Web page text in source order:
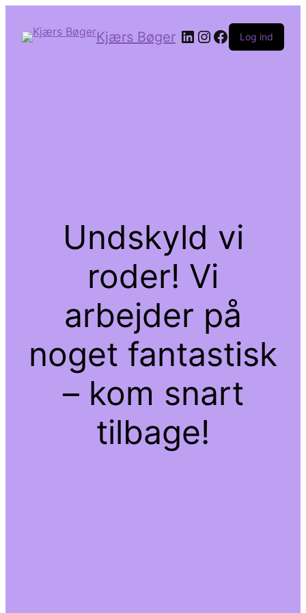
Kjærs Bøger LinkedIn
Instagram
Facebook
Log ind
Undskyld vi
roder! Vi
arbejder på
noget fantastisk
– kom snart
tilbage!